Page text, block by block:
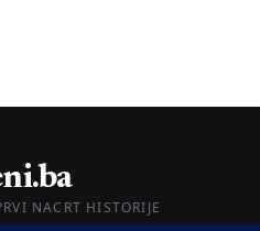
NACRT HISTORIJE